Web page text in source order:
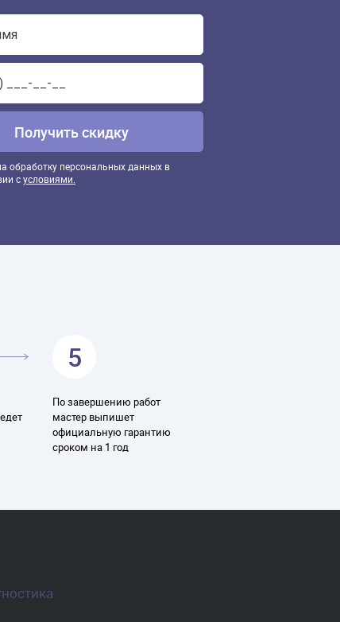
обработку персональных данных в
сусловиями.
5
По завершению работ
мастер выпишет
официальную гарантию
сроком на 1 год